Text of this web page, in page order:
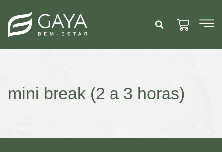
mini break (2 a 3 horas)